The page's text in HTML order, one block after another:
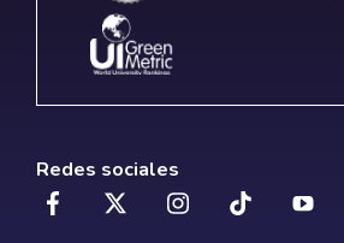
Redes sociales